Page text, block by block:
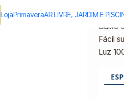
LojaPrimaveraAR LIVRE, JARDIM E
Baixo
Fácil
Luz